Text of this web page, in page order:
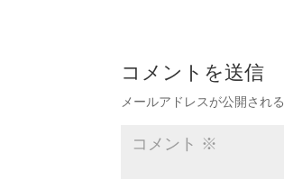
コメントを送信
メールアドレスが公開され